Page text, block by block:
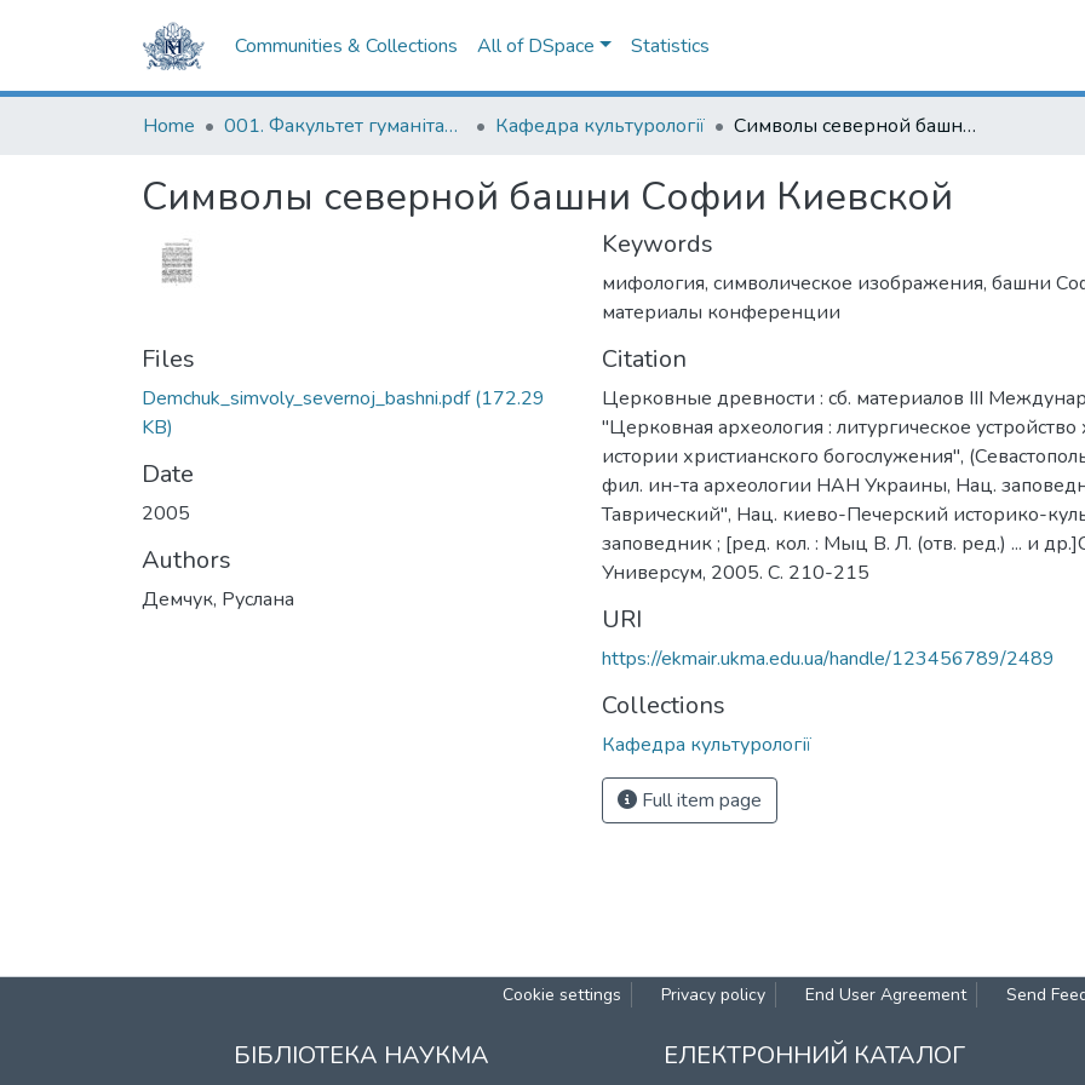
Communities & Collections All of DSpace Statistics
Home 001. Факультет гуманітарних наук Кафедра культурології Символы северной башни Софии Киевской
Символы северной башни Софии Киевской
Files
Demchuk_simvoly_severnoj_bashni.pdf(172.29
KB)
Date
2005
Authors
Демчук, Руслана
Keywords
мифология, символическое изображения, башни
материалы конференции
Citation
Церковные древности : сб. материалов III
"Церковная археология : литургическое
истории христианского богослужения",
фил. ин-та археологии НАН Украины, Нац.
Таврический", Нац. киево-Печерский историко-
заповедник ; [ред. кол. : Мыц В. Л. (отв. ред.) ... и
Универсум, 2005. С. 210-215
URI
https://ekmair.ukma.edu.ua/handle/123456789/2489
Collections
Кафедра культурології
Full item page
Cookie settings Privacy policy End User Agreement Send
БІБЛІОТЕКА НАУКМА ЕЛЕКТРОННИЙ КАТАЛОГ